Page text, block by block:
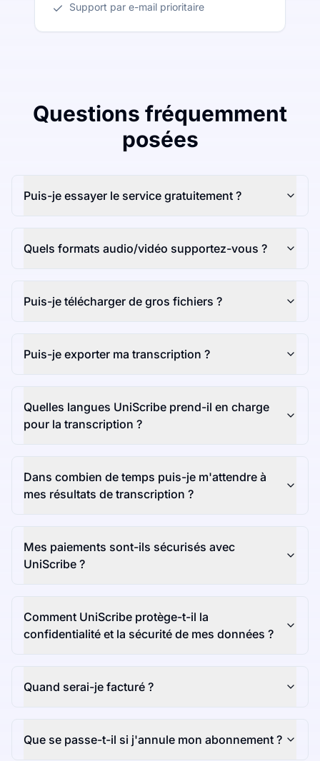
Support par e-mail prioritaire
Questions fréquemment
posées
Puis-je essayer le service gratuitement ?
Quels formats audio/vidéo supportez-vous ?
Puis-je télécharger de gros fichiers ?
Puis-je exporter ma transcription ?
Quelles langues UniScribe prend-il en charge
pour la transcription ?
Dans combien de temps puis-je m'attendre à
mes résultats de transcription ?
Mes paiements sont-ils sécurisés avec
UniScribe ?
Comment UniScribe protège-t-il la
confidentialité et la sécurité de mes données ?
Quand serai-je facturé ?
Que se passe-t-il si j'annule mon abonnement ?